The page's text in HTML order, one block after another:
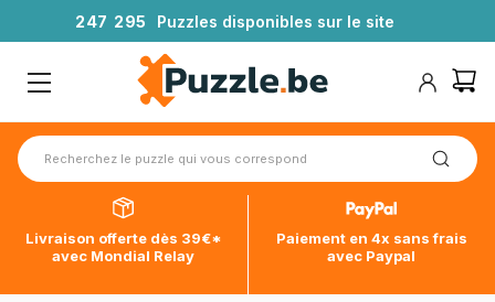
247 295 Puzzles disponibles sur le site
Livraison offerte dès 39€*
avec Mondial Relay
Paiement en 4x sans frais
avec Paypal